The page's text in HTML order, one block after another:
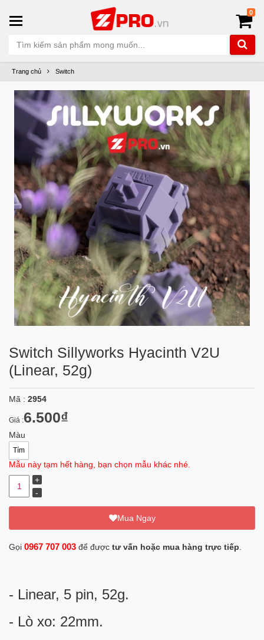
0
Trang chủ Switch
Switch Sillyworks Hyacinth V2U
(Linear, 52g)
Mã : 2954
Giá :6.500₫
Màu
Tím
Mẫu này tạm hết hàng, bạn chọn mẫu khác nhé.
Mua Ngay
Gọi 0967 707 003 để được tư vấn hoặc mua hàng trực tiếp
- Linear, 5 pin, 52g.
- Lò xo: 22mm.